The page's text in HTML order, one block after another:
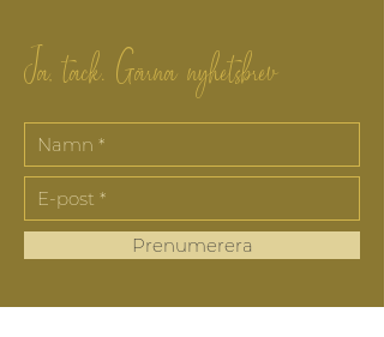
Ja, tack. Gärna nyhetsbrev
Prenumerera